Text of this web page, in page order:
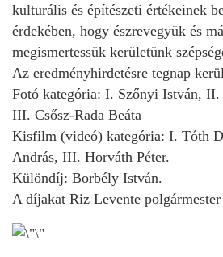
kulturális és építészeti értékeinek
érdekében, hogy észrevegyük és
megismertessük kerületünk
Az eredményhirdetésre tegnap
Fotó kategória: I. Szőnyi István,
III. Csősz-Rada Beáta
Kisfilm (videó) kategória: I. Tóth
András, III. Horváth Péter.
Különdíj: Borbély István.
A díjakat Riz Levente